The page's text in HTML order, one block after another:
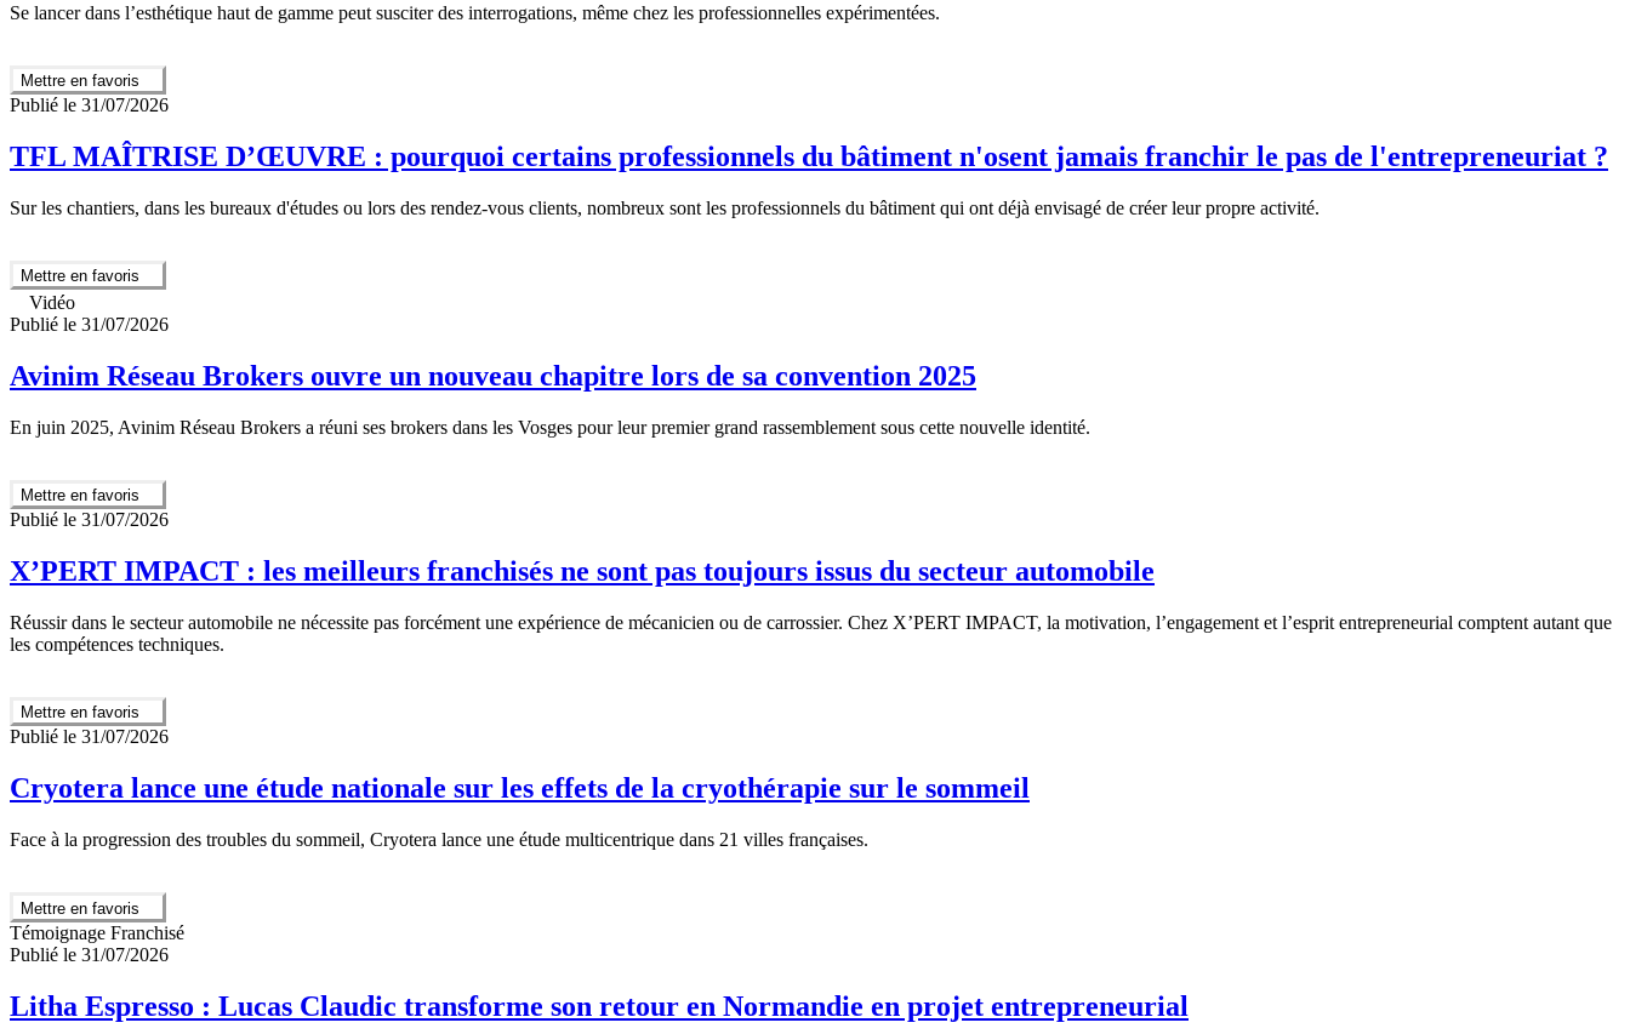
Se lancer dans l’esthétique haut de gamme peut susciter des interrogations, même chez les professionnelles expérimentées.
Mettre en favoris
Publié le 31/07/2026
TFL MAÎTRISE D’ŒUVRE : pourquoi certains professionnels du bâtiment n'osent jamais franchir le pas de l'entrepreneuriat ?
Sur les chantiers, dans les bureaux d'études ou lors des rendez-vous clients, nombreux sont les professionnels du bâtiment qui ont déjà envisagé de créer leur propre activité.
Mettre en favoris
Vidéo
Publié le 31/07/2026
Avinim Réseau Brokers ouvre un nouveau chapitre lors de sa convention 2025
En juin 2025, Avinim Réseau Brokers a réuni ses brokers dans les Vosges pour leur premier grand rassemblement sous cette nouvelle identité.
Mettre en favoris
Publié le 31/07/2026
X’PERT IMPACT : les meilleurs franchisés ne sont pas toujours issus du secteur automobile
Réussir dans le secteur automobile ne nécessite pas forcément une expérience de mécanicien ou de carrossier. Chez X’PERT IMPACT, la motivation, l’engagement et l’esprit entrepreneurial comptent autant que
les compétences techniques.
Mettre en favoris
Publié le 31/07/2026
Cryotera lance une étude nationale sur les effets de la cryothérapie sur le sommeil
Face à la progression des troubles du sommeil, Cryotera lance une étude multicentrique dans 21 villes françaises.
Mettre en favoris
Témoignage Franchisé
Publié le 31/07/2026
Litha Espresso : Lucas Claudic transforme son retour en Normandie en projet entrepreneurial